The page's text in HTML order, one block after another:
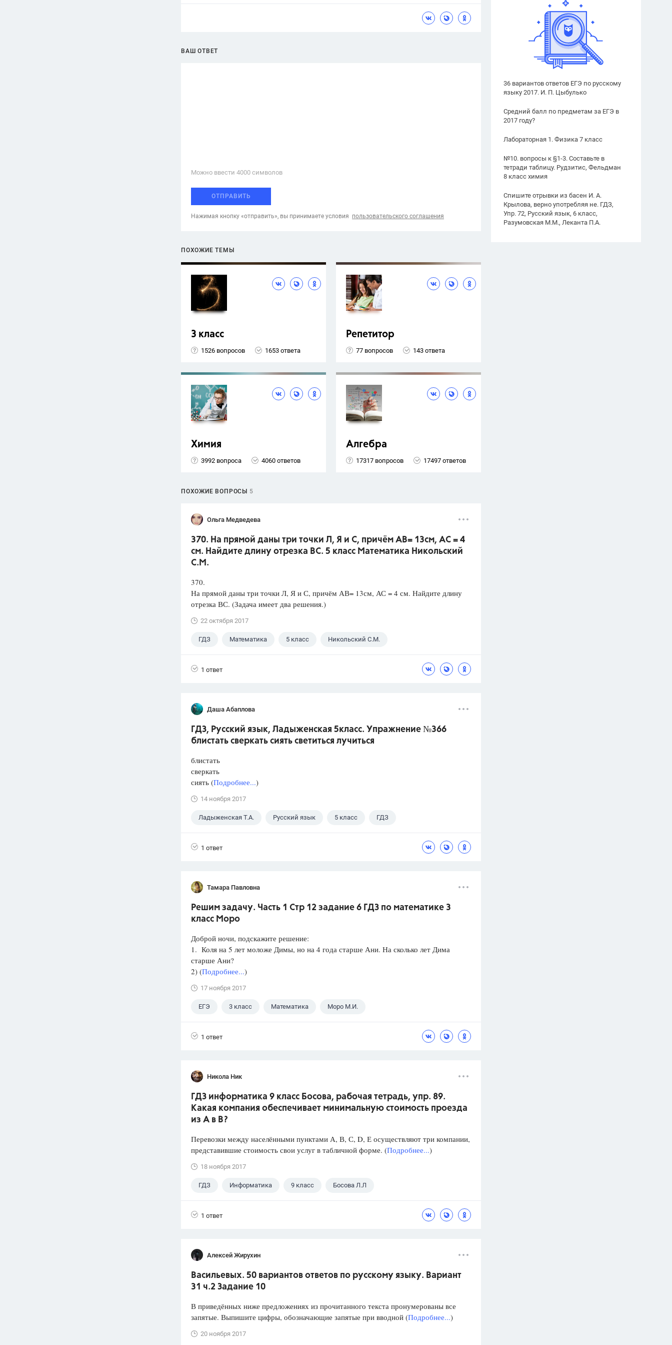
36 вариантов ответов ЕГЭ по русскому
языку 2017. И. П. Цыбулько
Средний балл по предметам за ЕГЭ в
2017 году?
Лабораторная 1. Физика 7 класс
№10. вопросы к §1-3. Составьте в
тетради таблицу. Рудзитис, Фельдман
8 класс химия
Спишите отрывки из басен И. А.
Крылова, верно употребляя не. ГДЗ,
Упр. 72, Русский язык, 6 класс,
Разумовская М.М., Леканта П.А.
ВАШ ОТВЕТ
Можно ввести 4000 cимволов
ОТПРАВИТЬ
Нажимая кнопку «отправить», вы принимаете условия пользовательского соглашения
ПОХОЖИЕ ТЕМЫ
3 класс
1526 вопросов 1653 ответа
Репетитор
77 вопросов 143 ответа
Химия
3992 вопроса 4060 ответов
Алгебра
17317 вопросов 17497 ответов
ПОХОЖИЕ ВОПРОСЫ 5
Ольга Медведева
370. На прямой даны три точки Л, Я и С, причём АВ= 13см, АС = 4
см. Найдите длину отрезка ВС. 5 класс Математика Никольский
С.М.
370.
На прямой даны три точки Л, Я и С, причём АВ= 13см, АС = 4 см. Найдите длину
отрезка ВС. (Задача имеет два решения.)
22 октября 2017
ГДЗ Математика 5 класс Никольский С.М.
1 ответ
Даша Абаплова
ГДЗ, Русский язык, Ладыженская 5класс. Упражнение №366
блистать сверкать сиять светиться лучиться
блистать
сверкать
сиять (Подробнее...)
14 ноября 2017
Ладыженская Т.А. Русский язык 5 класс ГДЗ
1 ответ
Тамара Павловна
Решим задачу. Часть 1 Стр 12 задание 6 ГДЗ по математике 3
класс Моро
Доброй ночи, подскажите решение:
1. Коля на 5 лет моложе Димы, но на 4 года старше Ани. На сколько лет Дима
старше Ани?
2) (Подробнее...)
17 ноября 2017
ЕГЭ 3 класс Математика Моро М.И.
1 ответ
Никола Ник
ГДЗ информатика 9 класс Босова, рабочая тетрадь, упр. 89.
Какая компания обеспечивает минимальную стоимость проезда
из А в В?
Перевозки между населёнными пунктами А, В, С, D, Е осуществляют три компании,
представившие стоимость свои услуг в табличной форме. (Подробнее...)
18 ноября 2017
ГДЗ Информатика 9 класс Босова Л.Л
1 ответ
Алексей Жирухин
Васильевых. 50 вариантов ответов по русскому языку. Вариант
31 ч.2 Задание 10
В приведённых ниже предложениях из прочитанного текста пронумерованы все
запятые. Выпишите цифры, обозначающие запятые при вводной (Подробнее...)
20 ноября 2017